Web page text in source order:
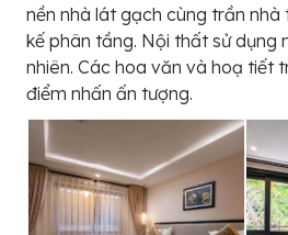
nền nhà lát gạch cùng trần
kế phân tầng. Nội thất sử dụng
nhiên. Các hoa văn và hoạ tiết
điểm nhấn ấn tượng.